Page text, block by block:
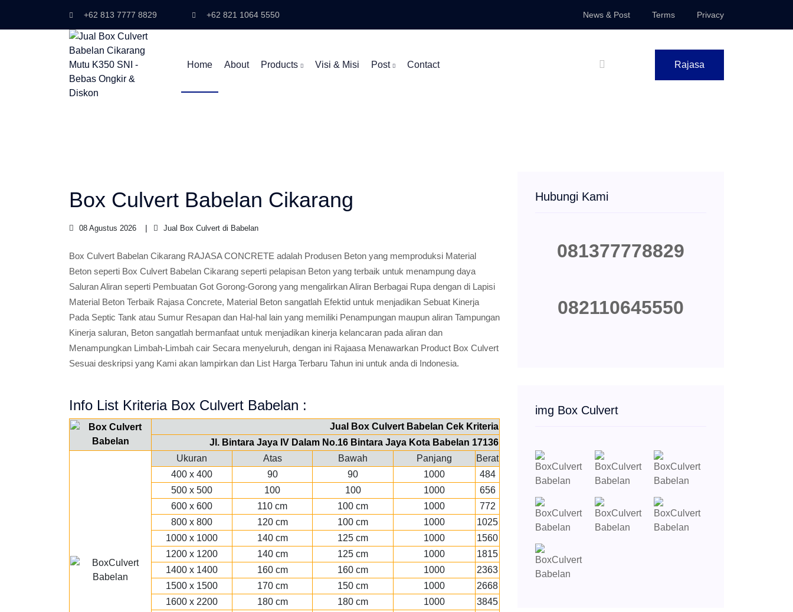
+62 813 7777 8829 +62 821 1064 5550 News & Post Terms Privacy
Home About Products Visi & Misi Post Contact Rajasa
Box Culvert Babelan Cikarang
08 Agustus 2026 Jual Box Culvert di Babelan
Box Culvert Babelan Cikarang RAJASA CONCRETE adalah Produsen Beton yang memproduksi Material
Beton seperti Box Culvert Babelan Cikarang seperti pelapisan Beton yang terbaik untuk menampung daya
Saluran Aliran seperti Pembuatan Got Gorong-Gorong yang mengalirkan Aliran Berbagai Rupa dengan di Lapisi
Material Beton Terbaik Rajasa Concrete, Material Beton sangatlah Efektid untuk menjadikan Sebuat Kinerja
Pada Septic Tank atau Sumur Resapan dan Hal-hal lain yang memiliki Penampungan maupun aliran Tampungan
Kinerja saluran, Beton sangatlah bermanfaat untuk menjadikan kinerja kelancaran pada aliran dan
Menampungkan Limbah-Limbah cair Secara menyeluruh, dengan ini Rajaasa Menawarkan Product Box Culvert
Sesuai deskripsi yang Kami akan lampirkan dan List Harga Terbaru Tahun ini untuk anda di Indonesia.
Info List Kriteria Box Culvert Babelan :
Jual Box Culvert Babelan Cek Kriteria
Jl. Bintara Jaya IV Dalam No.16 Bintara Jaya Kota Babelan 17136
Ukuran
Atas Bawah Panjang
Berat
400 x 400
90 90 1000
484
500 x 500
100 100 1000
656
600 x 600
110 cm 100 cm 1000
772
800 x 800
120 cm 100 cm 1000
1025
1000 x 1000
140 cm 125 cm 1000
1560
1200 x 1200
140 cm 125 cm 1000
1815
1400 x 1400
160 cm 160 cm 1000
2363
1500 x 1500
170 cm 150 cm 1000
2668
1600 x 2200
180 cm 180 cm 1000
3845
Hubungi Kami
081377778829
082110645550
img Box Culvert